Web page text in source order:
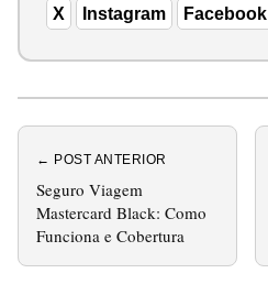
X Instagram Facebook
← POST ANTERIOR
Seguro Viagem
Mastercard Black: Como
Funciona e Cobertura